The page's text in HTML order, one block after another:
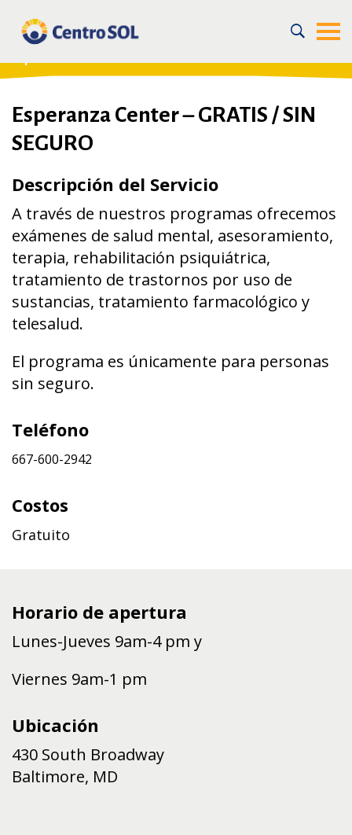
Home / For the Community
Recursos en la Comunidad
/
Salud mental para jóvenes y adultos
Esperanza Center – GRATIS / SIN
SEGURO
Descripción del Servicio
A través de nuestros programas ofrecemos
exámenes de salud mental, asesoramiento,
terapia, rehabilitación psiquiátrica,
tratamiento de trastornos por uso de
sustancias, tratamiento farmacológico y
telesalud.
El programa es únicamente para personas
sin seguro.
Teléfono
667-600-2942
Costos
Gratuito
Horario de apertura
Lunes-Jueves 9am-4 pm y
Viernes 9am-1 pm
Ubicación
430 South Broadway
Baltimore, MD